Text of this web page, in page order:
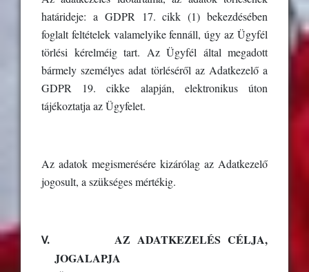
határideje: a GDPR 17. cikk (1) bekezdésében
foglalt feltételek valamelyike fennáll, úgy az Ügyfél
törlési kérelméig tart. Az Ügyfél által megadott
bármely személyes adat törléséről az Adatkezelő a
GDPR 19. cikke alapján, elektronikus úton
tájékoztatja az Ügyfelet.
Az adatok megismerésére kizárólag az Adatkezelő
jogosult, a szükséges mértékig.
V.
AZ ADATKEZELÉS CÉLJA,
JOGALAPJA